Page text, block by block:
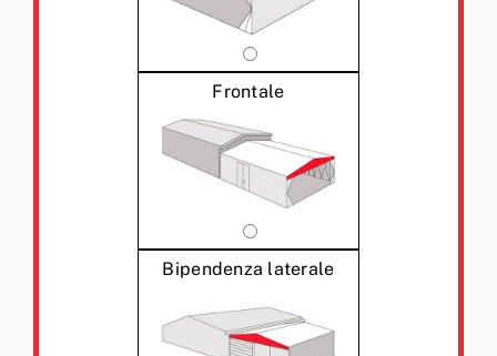
Frontale
Bipendenza laterale